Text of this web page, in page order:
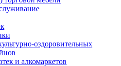
оздоровительных
и алкомаркетов